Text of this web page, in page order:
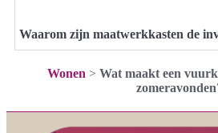
Waarom zijn maatwerkkasten de
Wonen > Wat maakt een